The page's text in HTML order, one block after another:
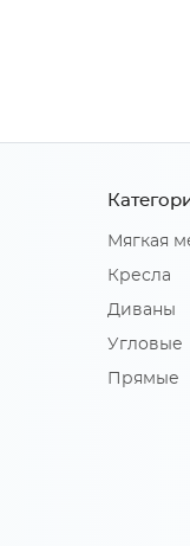
Мягкая
Кресла
Диваны
Угловые
Прямые